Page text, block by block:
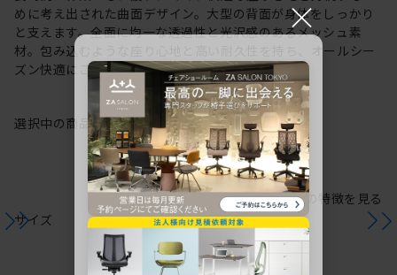
めに考え出された曲面デザイン。大型の背面が身体をしっかり
と支えます。全面に均一な透過性と光沢感のあるメッシュ素
材。包み込むような座り心地と高い耐久性を持ち、オールシー
ズン快適にご使用いただけます。
選択中の商品情報保証注意事項
サイズ
シリーズの特徴を見る
×